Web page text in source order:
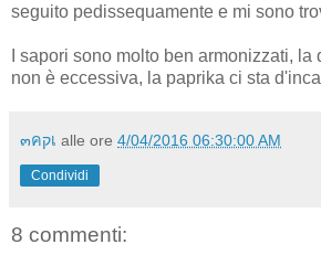
seguito pedissequamente e mi sono
I sapori sono molto ben armonizzati,
non è eccessiva, la paprika ci sta
๓คקเ alle ore 4/04/2016 06:30:00 AM
Condividi
8 commenti: